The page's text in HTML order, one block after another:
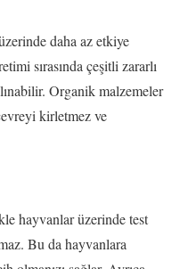
daha az etkiye
sırasında çeşitli zararlı
Organik malzemeler
kirletmez ve
hayvanlar üzerinde test
Bu da hayvanlara